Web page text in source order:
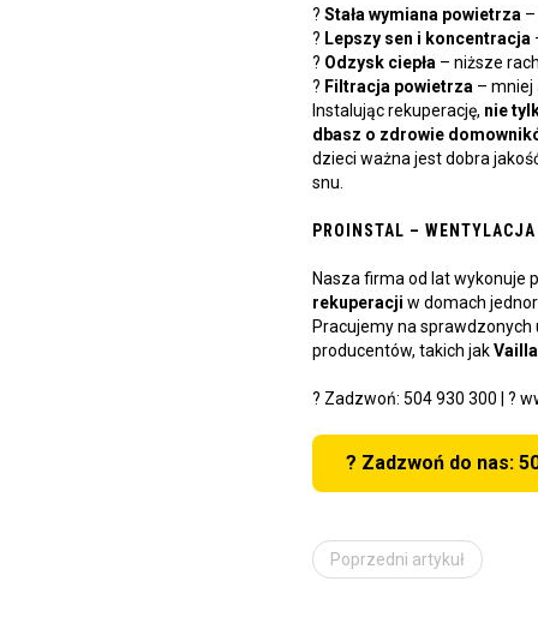
? Stała wymiana powietrza
?️ Lepszy sen i koncentracja
? Odzysk ciepła – niższe
? Filtracja powietrza – mniej
Instalując rekuperację, nie
dbasz o zdrowie
dzieci ważna jest dobra
snu.
PROINSTAL –
Nasza firma od lat wykonuje
rekuperacji w domach
Pracujemy na
producentów, takich jak
? Zadzwoń: 504 930 300 | ?
? Zadzwoń do nas:
Poprzedni artykuł